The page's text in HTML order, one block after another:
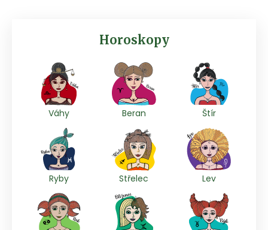
Horoskopy
Váhy Beran Štír
Ryby Střelec Lev